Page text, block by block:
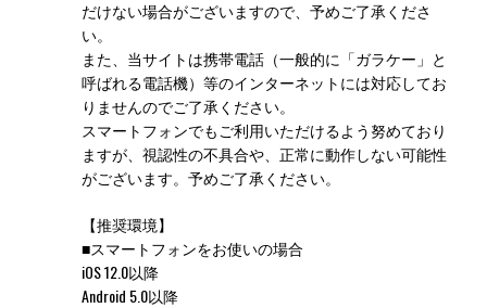
だけない場合がございますので、予めご了承くださ
い。
また、当サイトは携帯電話（一般的に「ガラケー」と
呼ばれる電話機）等のインターネットには対応してお
りませんのでご了承ください。
スマートフォンでもご利用いただけるよう努めており
ますが、視認性の不具合や、正常に動作しない可能性
がございます。予めご了承ください。
【推奨環境】
■スマートフォンをお使いの場合
iOS 12.0以降
Android 5.0以降